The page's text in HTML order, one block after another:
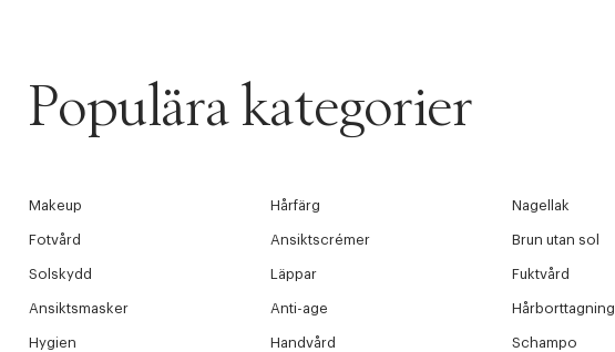
Populära kategorier
Makeup Hårfärg Nagellak
Fotvård Ansiktscrémer Brun utan sol
Solskydd Läppar Fuktvård
Ansiktsmasker Anti-age Hårborttagning
Hygien Handvård Schampo